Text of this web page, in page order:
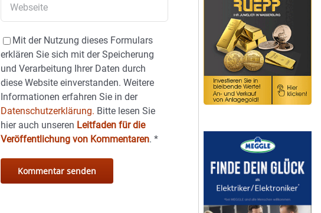
Mit der Nutzung dieses Formulars
erklären Sie sich mit der Speicherung
und Verarbeitung Ihrer Daten durch
diese Website einverstanden. Weitere
Informationen erfahren Sie in der
Datenschutzerklärung. Bitte lesen Sie
hier auch unseren Leitfaden für die
Veröffentlichung von Kommentaren.*